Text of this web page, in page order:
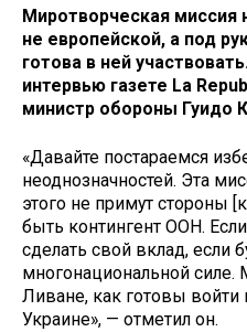
Миротворческая миссия
не европейской, а под
готова в ней
интервью газете La
министр обороны Гуидо
«Давайте постараемся
неоднозначностей. Эта
этого не примут стороны
быть контингент ООН.
сделать свой вклад, если
многонациональной
Ливане, как готовы войти
Украине», — отметил он.